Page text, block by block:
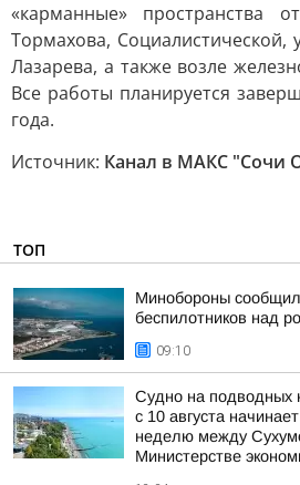
«карманные» пространства
Тормахова,
Лазарева, а также возле
Все работы планируется
года.
Источник: Канал в МАКС "Сочи
ТОП
Минобороны
беспилотников над
09:10
Судно на подводных
с 10 августа
неделю между
Министерстве